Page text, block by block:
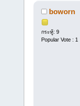
boworn
กระทู้: 9
Popular Vote : 1